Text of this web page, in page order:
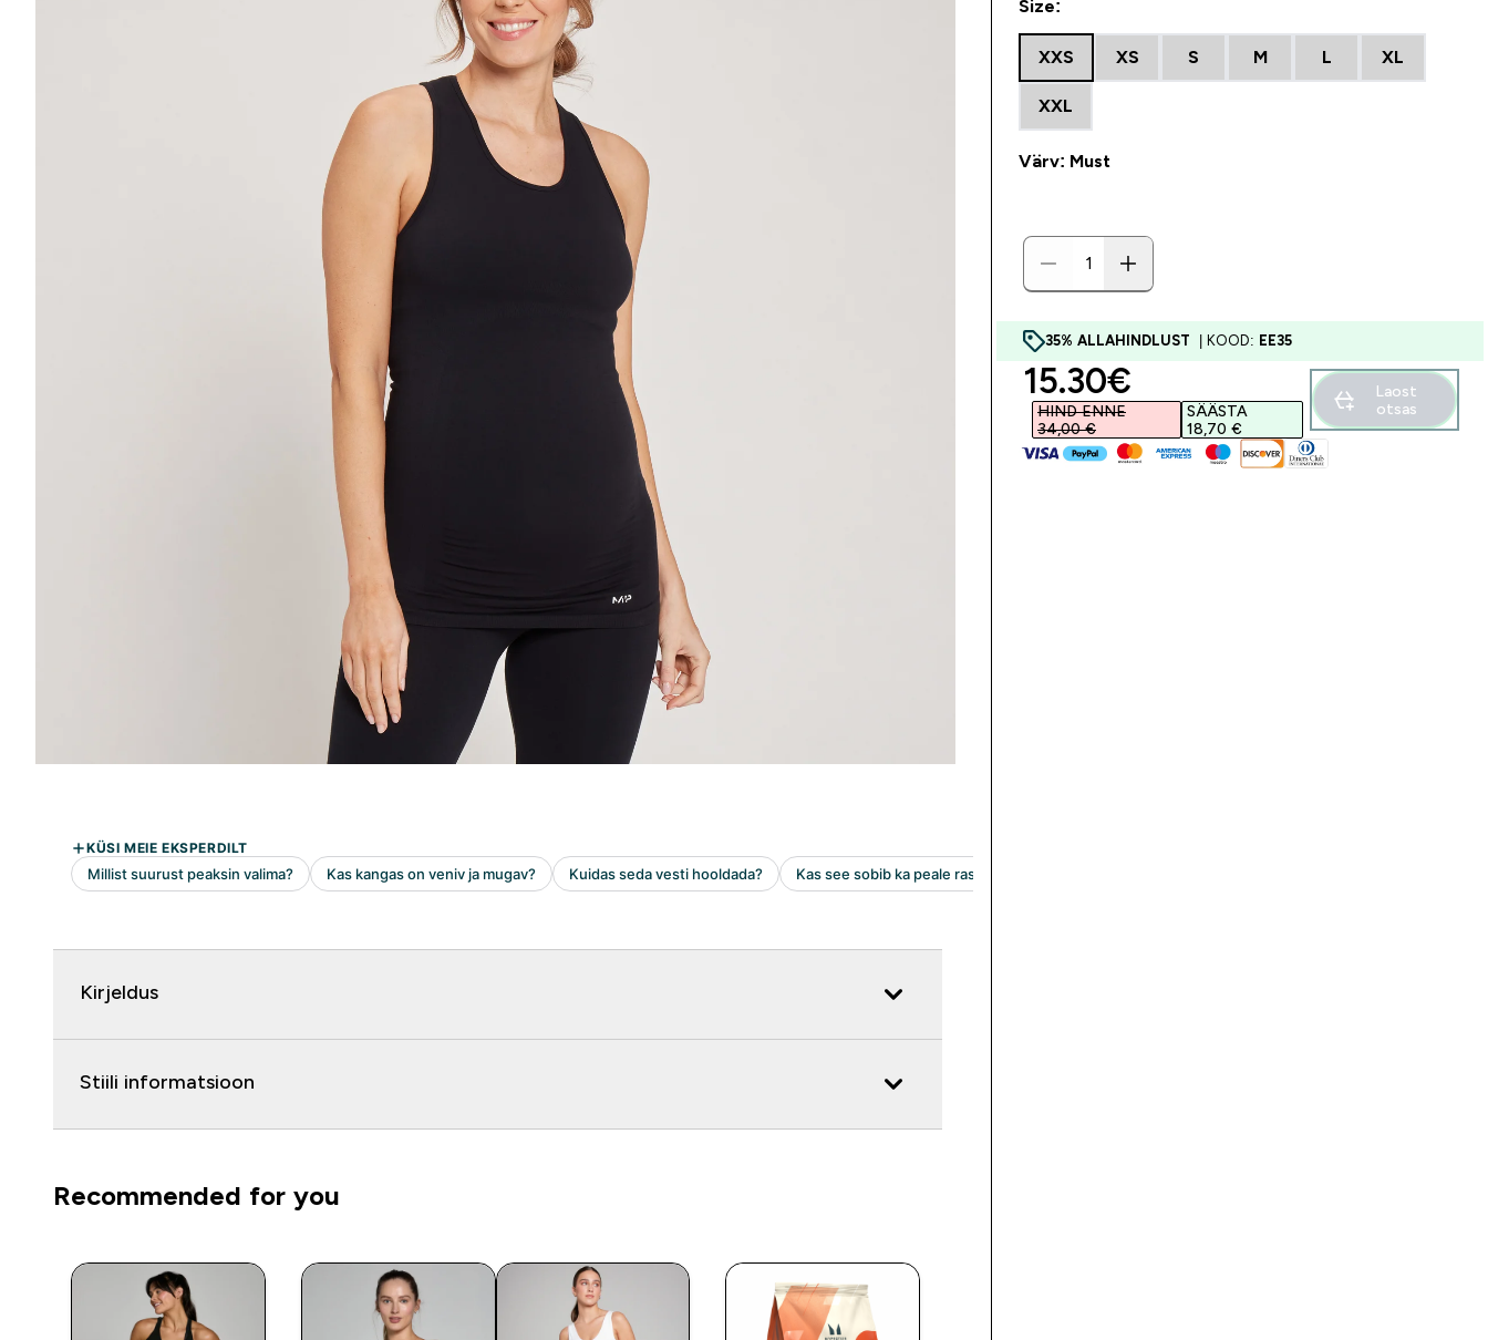
Kirjeldus
Stiili informatsioon
Recommended for you
Size:
XXS XS S M L XL
XXL
Värv: Must
35% ALLAHINDLUST | KOOD: EE35
discounted price
15.30€‎
HIND ENNE
34,00 €‎
SÄÄSTA
18,70 €‎
Laost
otsas